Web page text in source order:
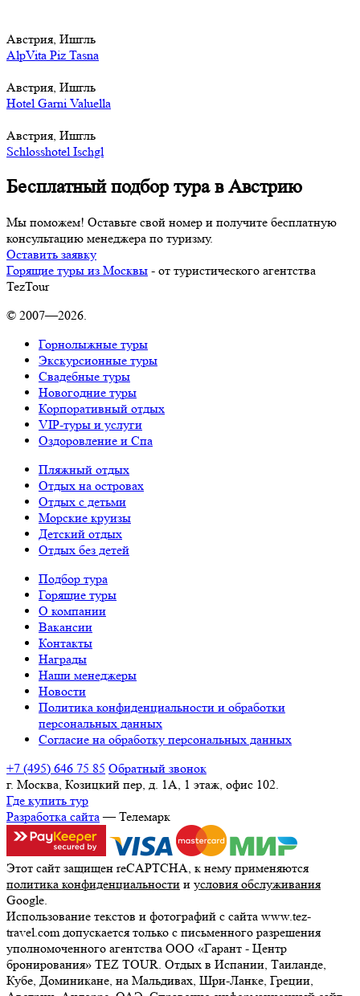
Австрия, Ишгль
AlpVita Piz Tasna
Австрия, Ишгль
Hotel Garni Valuella
Австрия, Ишгль
Schlosshotel Ischgl
Бесплатный подбор тура в Австрию
Мы поможем! Оставьте свой номер и получите бесплатную
консультацию менеджера по туризму.
Оставить заявку
Горящие туры из Москвы - от туристического агентства
TezTour
© 2007—2026.
Горнолыжные туры
Экскурсионные туры
Свадебные туры
Новогодние туры
Корпоративный отдых
VIP-туры и услуги
Оздоровление и Спа
Пляжный отдых
Отдых на островах
Отдых с детьми
Морские круизы
Детский отдых
Отдых без детей
Подбор тура
Горящие туры
О компании
Вакансии
Контакты
Награды
Наши менеджеры
Новости
Политика конфиденциальности и обработки
персональных данных
Согласие на обработку персональных данных
+7 (495) 646 75 85 Обратный звонок
г. Москва, Козицкий пер, д. 1А, 1 этаж, офис 102.
Где купить тур
Разработка сайта— Телемарк
Этот сайт защищен reCAPTCHA, к нему применяются
политика конфиденциальности и условия обслуживания
Google.
Использование текстов и фотографий с сайта www.tez-
travel.com допускается только с письменного разрешения
уполномоченного агентства ООО «Гарант - Центр
бронирования» TEZ TOUR. Отдых в Испании, Таиланде,
Кубе, Доминикане, на Мальдивах, Шри-Ланке, Греции,